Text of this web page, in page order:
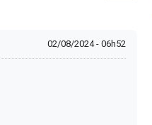
02/08/2024 - 06h52